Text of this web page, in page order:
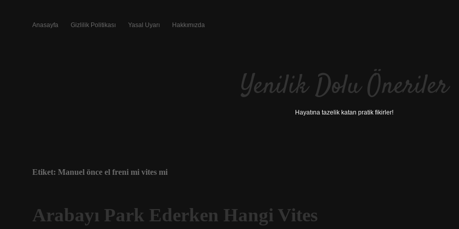
Anasayfa Gizlilik Politikası Yasal Uyarı Hakkımızda
Yenilik Dolu Öneriler
Hayatına tazelik katan pratik fikirler!
Etiket: Manuel önce el freni mi vites mi
Arabayı Park Ederken Hangi Vites